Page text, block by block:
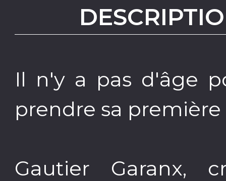
Il n'y a pas d'âge
prendre sa première
Gautier Garanx,